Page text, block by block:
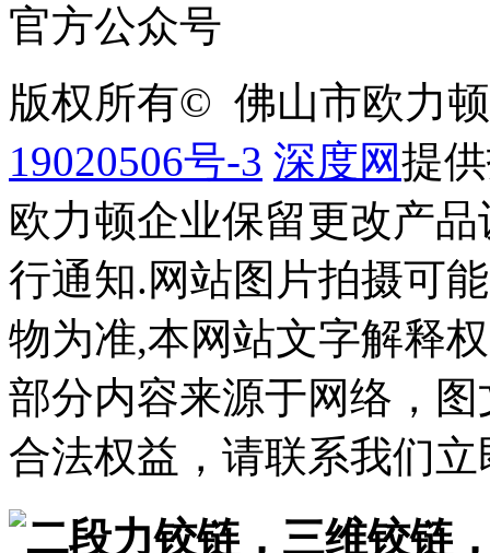
官方公众号
版权所有© 佛山市欧力
19020506号-3 深度网提
欧力顿企业保留更改产
行通知.网站图片拍摄可
物为准,本网站文字解释
部分内容来源于网络，
合法权益，请联系我们